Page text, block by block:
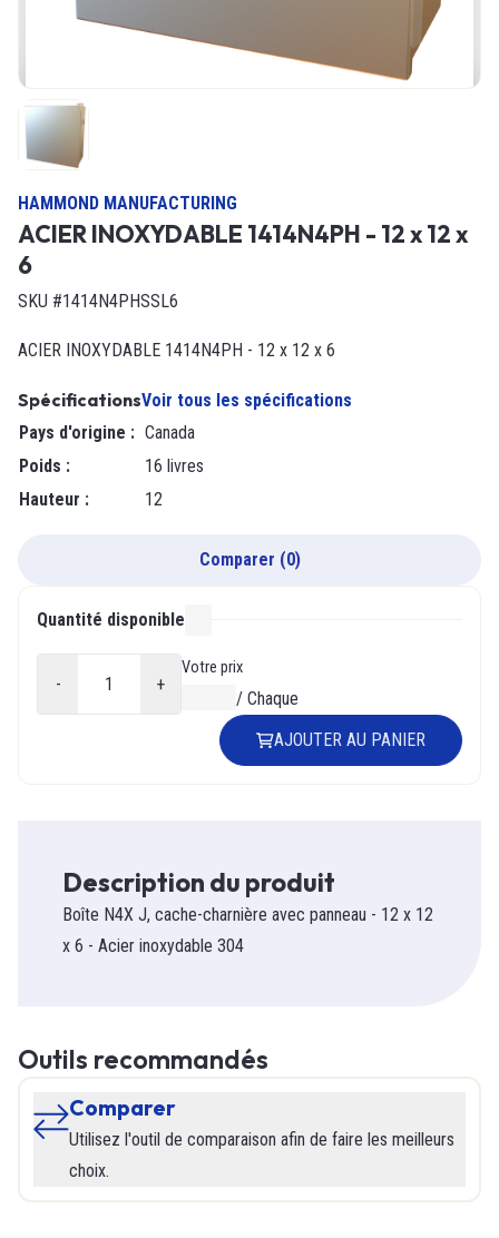
HAMMOND MANUFACTURING
ACIER INOXYDABLE 1414N4PH - 12 x 12 x
6
SKU #1414N4PHSSL6
ACIER INOXYDABLE 1414N4PH - 12 x 12 x 6
SpécificationsVoir tous les spécifications
Pays d'origine :
Canada
Poids :
16 livres
Hauteur : 12
Comparer (0)
Quantité disponible
- +
Votre prix
/ Chaque
AJOUTER AU PANIER
Description du produit
Boîte N4X J, cache-charnière avec panneau - 12 x 12
x 6 - Acier inoxydable 304
Outils recommandés
Comparer
Utilisez l'outil de comparaison afin de faire les meilleurs
choix.